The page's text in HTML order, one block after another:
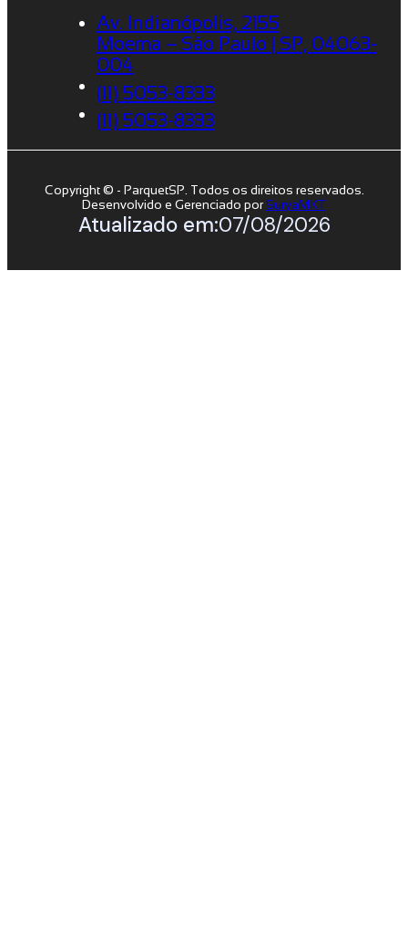
Av. Indianópolis, 2155
Moema – São Paulo | SP, 04063-
004
(11) 5053-8333
(11) 5053-8333
Copyright © - ParquetSP. Todos os direitos reservados.
Desenvolvido e Gerenciado porSuryaMKT
Atualizado em:07/08/2026